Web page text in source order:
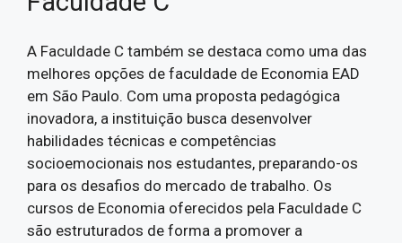
A Faculdade C também se destaca como uma das
melhores opções de faculdade de Economia EAD
em São Paulo. Com uma proposta pedagógica
inovadora, a instituição busca desenvolver
habilidades técnicas e competências
socioemocionais nos estudantes, preparando-os
para os desafios do mercado de trabalho. Os
cursos de Economia oferecidos pela Faculdade C
são estruturados de forma a promover a